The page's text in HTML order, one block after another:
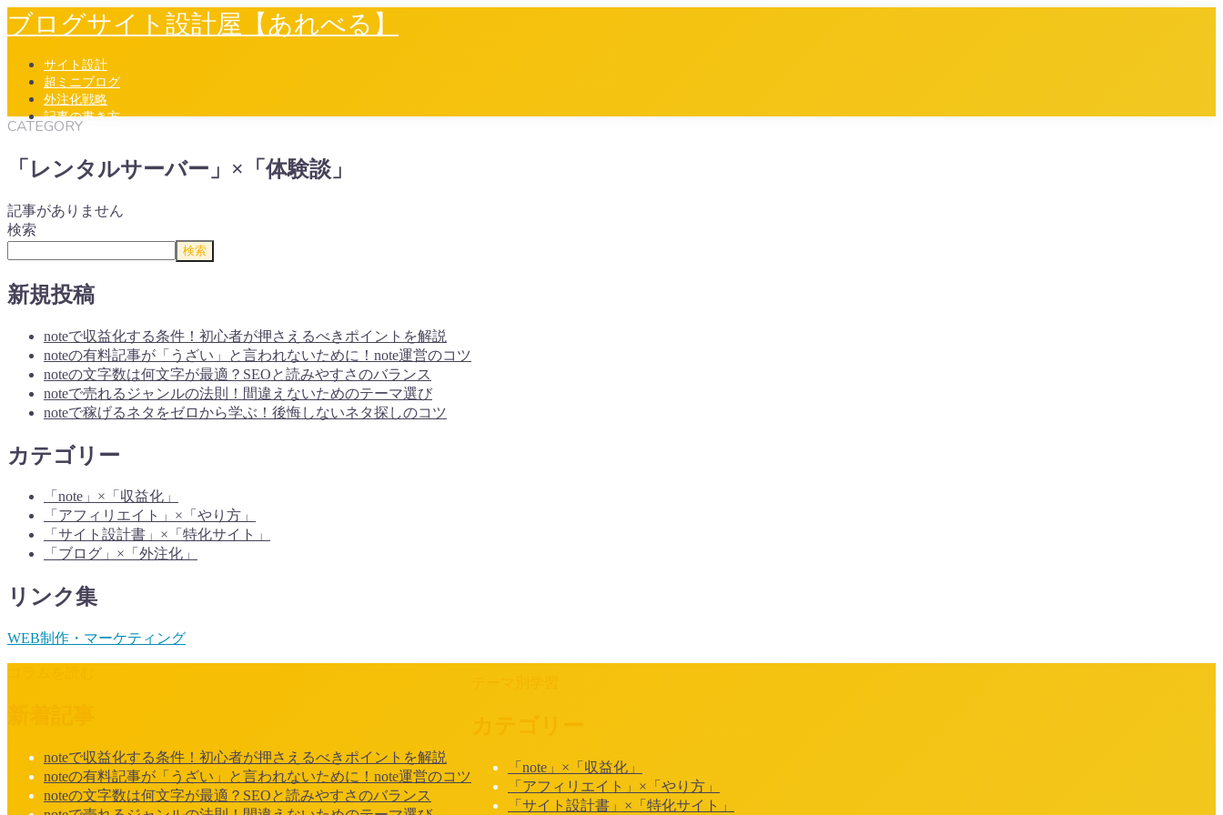
ブログサイト設計屋【あれべる】
サイト設計
超ミニブログ
外注化戦略
記事の書き方
MENU
サイト設計
Follow Me
CATEGORY
「レンタルサーバー」×「体験談」
記事がありません
検索
検索
新規投稿
noteで収益化する条件！初心者が押さえるべきポイントを解説
noteの有料記事が「うざい」と言われないために！note運営のコツ
noteの文字数は何文字が最適？SEOと読みやすさのバランス
noteで売れるジャンルの法則！間違えないためのテーマ選び
noteで稼げるネタをゼロから学ぶ！後悔しないネタ探しのコツ
カテゴリー
「note」×「収益化」
「アフィリエイト」×「やり方」
「サイト設計書」×「特化サイト」
「ブログ」×「外注化」
リンク集
WEB制作・マーケティング
noteで収益化する条件！初心者が押さえるべきポイントを解説
noteの有料記事が「うざい」と言われないために！note運営のコツ
noteの文字数は何文字が最適？SEOと読みやすさのバランス
「note」×「収益化」
「アフィリエイト」×「やり方」
「サイト設計書」×「特化サイト」